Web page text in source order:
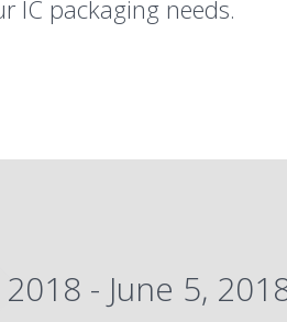
IC packaging needs.
2018 - June 5,